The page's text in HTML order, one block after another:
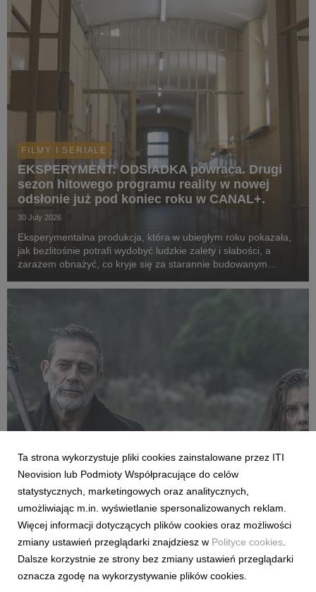
FILMY I SERIALE
EKSPERYMENT: ODSIADKA powraca. Drugi
sezon hitowego programu reality w nowej
odsłonie już pod koniec roku w CANAL+.
30 July 2026
Eksperymentalna produkcja, która w ubiegłym roku pokazała,
jak bezlitośnie potrafi wydobyć ludzkie zalety i słabości, a
zarazem obnażyć, co kryje się za starannie budowanym
razem za więzienne kraty trafią kobiety. ...
FILMY I SERIALE
Premiera pierwszego odcinka trzeciego
sezonu „The Walking Dead: Dead City” już
dziś w CANAL+
Już dziś polscy fani kultowego uniwersum żywych trupów
zobaczą nowe przygody Maggie i Negana. Od 27 lipca w
serwisie można oglądać pierwszy odcinek kontynuacji serialu,
a kolejne będą pojawiać się co poniedziałek.
Ta strona wykorzystuje pliki cookies zainstalowane przez ITI
Neovision lub Podmioty Współpracujące do celów
statystycznych, marketingowych oraz analitycznych,
umożliwiając m.in. wyświetlanie spersonalizowanych reklam.
Więcej informacji dotyczących plików cookies oraz możliwości
zmiany ustawień przeglądarki znajdziesz w Polityce cookies
Dalsze korzystnie ze strony bez zmiany ustawień przeglądarki
oznacza zgodę na wykorzystywanie plików cookies.